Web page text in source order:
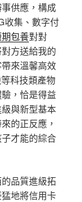
供應，構成
收集、數字付
包養對對
方送給我的
來溫馨高效
科技類產物
，恰是得益
與新型基本
的正反應，
才能的綜合
品質進級拓
地將信用卡